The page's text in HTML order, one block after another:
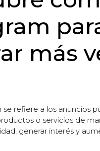
más
se refiere a los anuncios
o servicios de
generar interés y